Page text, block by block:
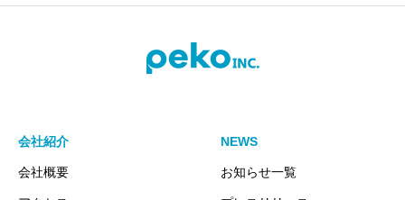
会社紹介
会社概要
NEWS
お知らせ一覧